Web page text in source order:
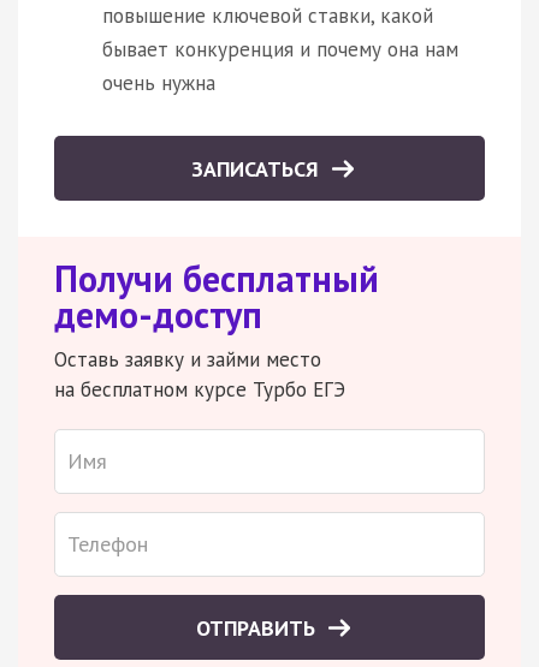
повышение ключевой ставки, какой
бывает конкуренция и почему она нам
очень нужна
ЗАПИСАТЬСЯ
Получи бесплатный
демо-доступ
Оставь заявку и займи место
на бесплатном курсе Турбо ЕГЭ
ОТПРАВИТЬ